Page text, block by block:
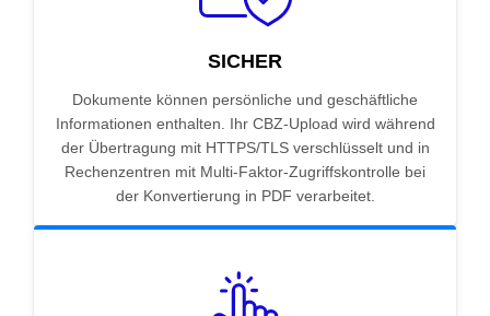
SICHER
Dokumente können persönliche und geschäftliche
Informationen enthalten. Ihr CBZ-Upload wird während
der Übertragung mit HTTPS/TLS verschlüsselt und in
Rechenzentren mit Multi-Faktor-Zugriffskontrolle bei
der Konvertierung in PDF verarbeitet.